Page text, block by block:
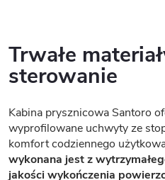
Trwałe
sterowanie
Kabina prysznicowa Santoro
wyprofilowane uchwyty ze
komfort codziennego
wykonana jest z
jakości wykończenia